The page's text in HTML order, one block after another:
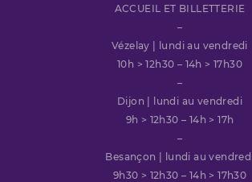
ACCUEIL ET BILLETTERIE
–
Vézelay | lundi au vendredi
10h > 12h30 – 14h > 17h30
–
Dijon | lundi au vendredi
9h > 12h30 – 14h > 17h
–
Besançon | lundi au
9h30 > 12h30 – 14h > 17h30